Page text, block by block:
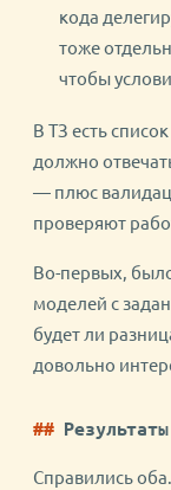
кода
тоже
чтобы
В ТЗ есть
должно
— плюс
проверяют
Во-первых,
моделей с
будет ли
довольно
Результаты
Справились оба.